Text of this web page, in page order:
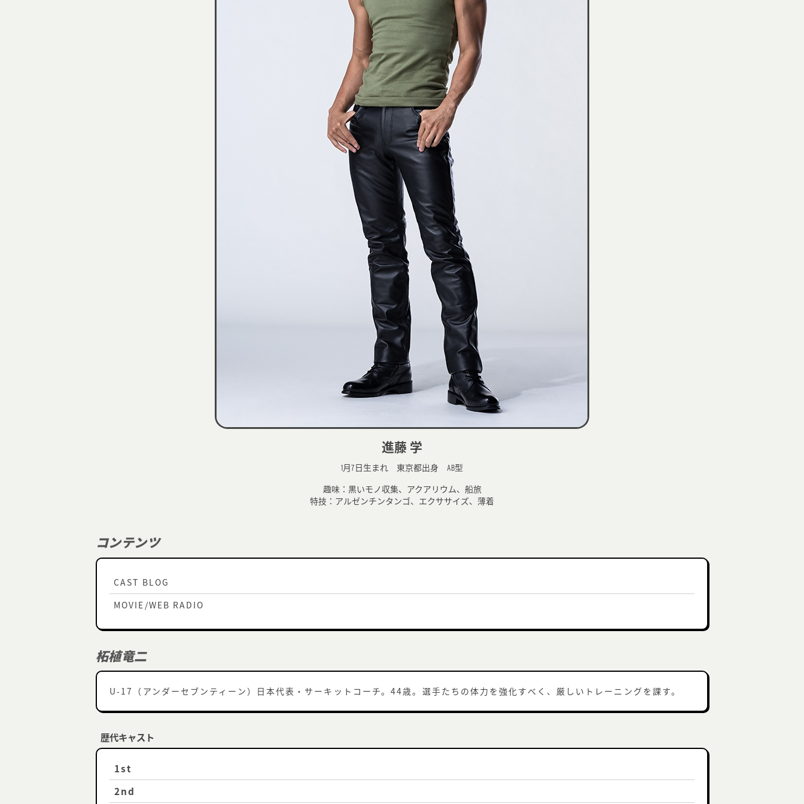
進藤 学
1月7日生まれ 東京都出身 AB型
趣味：黒いモノ収集、アクアリウム、船旅
特技：アルゼンチンタンゴ、エクササイズ、薄着
コンテンツ
CAST BLOG
MOVIE/WEB RADIO
柘植竜二
U-17（アンダーセブンティーン）日本代表・サーキットコーチ。44歳。選手たちの体力を強化すべく、厳しいトレーニングを課す。
歴代キャスト
1st
2nd